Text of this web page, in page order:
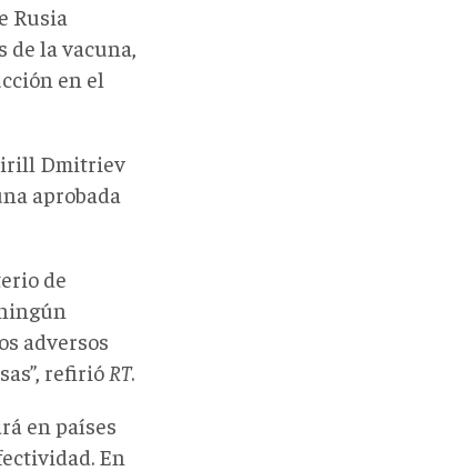
Rusia
la vacuna,
en el
Dmitriev
aprobada
de
adversos
refirió RT.
en países
En